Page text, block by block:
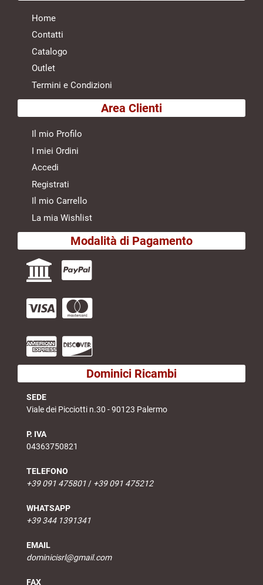
Home
Contatti
Catalogo
Outlet
Termini e Condizioni
Area Clienti
Il mio Profilo
I miei Ordini
Accedi
Registrati
Il mio Carrello
La mia Wishlist
Modalità di Pagamento
Dominici Ricambi
SEDE
Viale dei Picciotti n.30 - 90123 Palermo
P. IVA
04363750821
TELEFONO
+39 091 475801 / +39 091 475212
WHATSAPP
+39 344 1391341
EMAIL
dominicisrl@gmail.com
FAX